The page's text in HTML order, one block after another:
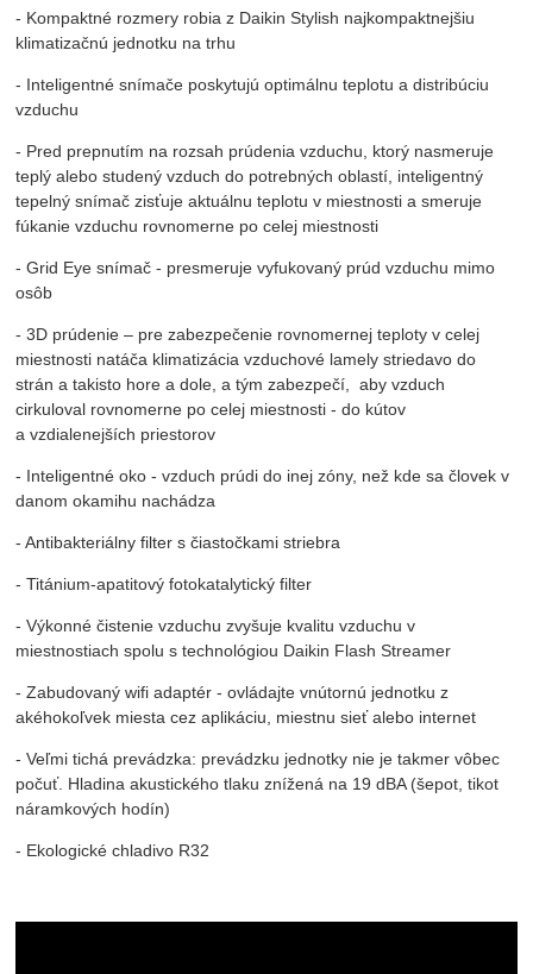
- Kompaktné rozmery robia z Daikin Stylish najkompaktnejšiu
klimatizačnú jednotku na trhu
- Inteligentné snímače poskytujú optimálnu teplotu a distribúciu
vzduchu
- Pred prepnutím na rozsah prúdenia vzduchu, ktorý nasmeruje
teplý alebo studený vzduch do potrebných oblastí, inteligentný
tepelný snímač zisťuje aktuálnu teplotu v miestnosti a smeruje
fúkanie vzduchu rovnomerne po celej miestnosti
- Grid Eye snímač - presmeruje vyfukovaný prúd vzduchu mimo
osôb
- 3D prúdenie – pre zabezpečenie rovnomernej teploty v celej
miestnosti natáča klimatizácia vzduchové lamely striedavo do
strán a takisto hore a dole, a tým zabezpečí, aby vzduch
cirkuloval rovnomerne po celej miestnosti - do kútov
a vzdialenejších priestorov
- Inteligentné oko - vzduch prúdi do inej zóny, než kde sa človek v
danom okamihu nachádza
- Antibakteriálny filter s čiastočkami striebra
- Titánium-apatitový fotokatalytický filter
- Výkonné čistenie vzduchu zvyšuje kvalitu vzduchu v
miestnostiach spolu s technológiou Daikin Flash Streamer
- Zabudovaný wifi adaptér - ovládajte vnútornú jednotku z
akéhokoľvek miesta cez aplikáciu, miestnu sieť alebo internet
- Veľmi tichá prevádzka: prevádzku jednotky nie je takmer vôbec
počuť. Hladina akustického tlaku znížená na 19 dBA (šepot, tikot
náramkových hodín)
- Ekologické chladivo R32